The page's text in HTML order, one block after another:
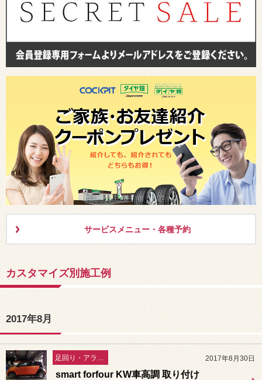
サービスメニュー・各種予約
カスタマイズ別施工例
2017年8月
足回り・アライメント 2017年8月30日
smart forfour KW車高調 取り付け